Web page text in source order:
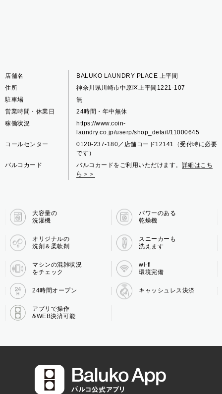
店舗名
BALUKO LAUNDRY PLACE 上平間
住所
神奈川県川崎市中原区上平間1221-107
駐車場
無
営業時間・休業日
24時間・年中無休
稼働状況
https://www.coin-
laundry.co.jp/userp/shop_detail/11000645
コールセンター
0120-237-180／店舗コード12141（受付時に必要
です）
バルコカード
バルコカードをご利用いただけます。 詳細はこち
ら＞＞
大容量の
洗濯機
パワーのある
乾燥機
オリジナルの
洗剤＆柔軟剤
スニーカーも
洗えます
マシンの混雑状況
をチェック
wi-fi
環境完備
24時間オープン キャッシュレス決済
アプリで操作
&WEB決済可能